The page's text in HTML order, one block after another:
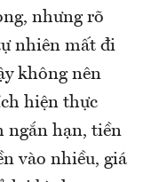
nhưng rõ
nhiên mất đi
không nên
hiện thực
ngắn hạn, tiền
vào nhiều, giá